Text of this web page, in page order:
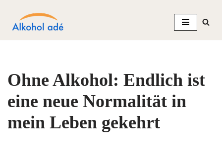
Zum
Ohne Alkohol: Endlich ist
eine neue Normalität in
mein Leben gekehrt